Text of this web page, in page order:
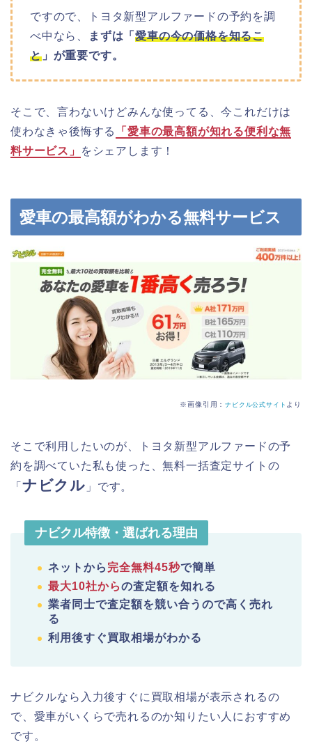
ですので、トヨタ新型アルファードの予約を調
べ中なら、
まずは「愛車の今の価格を知るこ
と」が重要です。
そこで、言わないけどみんな使ってる、今これだけは
使わなきゃ後悔する
「愛車の最高額が知れる便利な無
料サービス」
をシェアします！
愛車の最高額がわかる無料サービス
※画像引用：ナビクル公式サイト より
そこで利用したいのが、トヨタ新型アルファードの予
約を調べていた私も使った、無料一括査定サイトの
「 ナビクル 」です。
ナビクル特徴・選ばれる理由
ネットから 完全無料45秒で簡単
最大10社からの査定額を知れる
業者同士で査定額を競い合うので高く売れ
る
利用後すぐ買取相場がわかる
ナビクルなら入力後すぐに買取相場が表示されるの
で、愛車がいくらで売れるのか知りたい人におすすめ
です。